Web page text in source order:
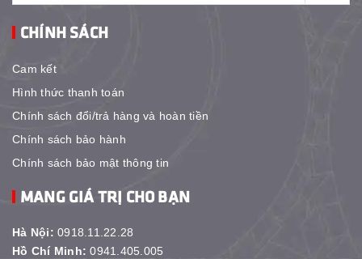
CHÍNH SÁCH
Cam kết
Hình thức thanh toán
Chính sách đổi/trả hàng và hoàn tiền
Chính sách bảo hành
Chính sách bảo mật thông tin
MANG GIÁ TRỊ CHO BẠN
Hà Nội: 0918.11.22.28
Hồ Chí Minh:0941.405.005